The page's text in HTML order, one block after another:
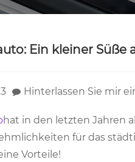
Ein kleiner
3 Hinterlassen Sie mir
hat in den letzten Jahren
für das
Vorteile!